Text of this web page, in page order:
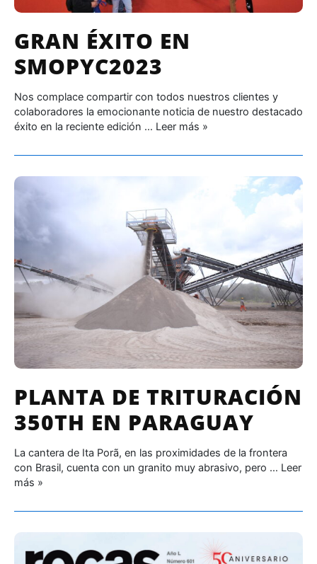
GRAN ÉXITO EN
SMOPYC2023
Nos complace compartir con todos nuestros clientes y
colaboradores la emocionante noticia de nuestro destacado
éxito en la reciente edición … Leer más »
PLANTA DE TRITURACIÓN
350TH EN PARAGUAY
La cantera de Ita Porã, en las proximidades de la frontera
con Brasil, cuenta con un granito muy abrasivo, pero … Leer
más »